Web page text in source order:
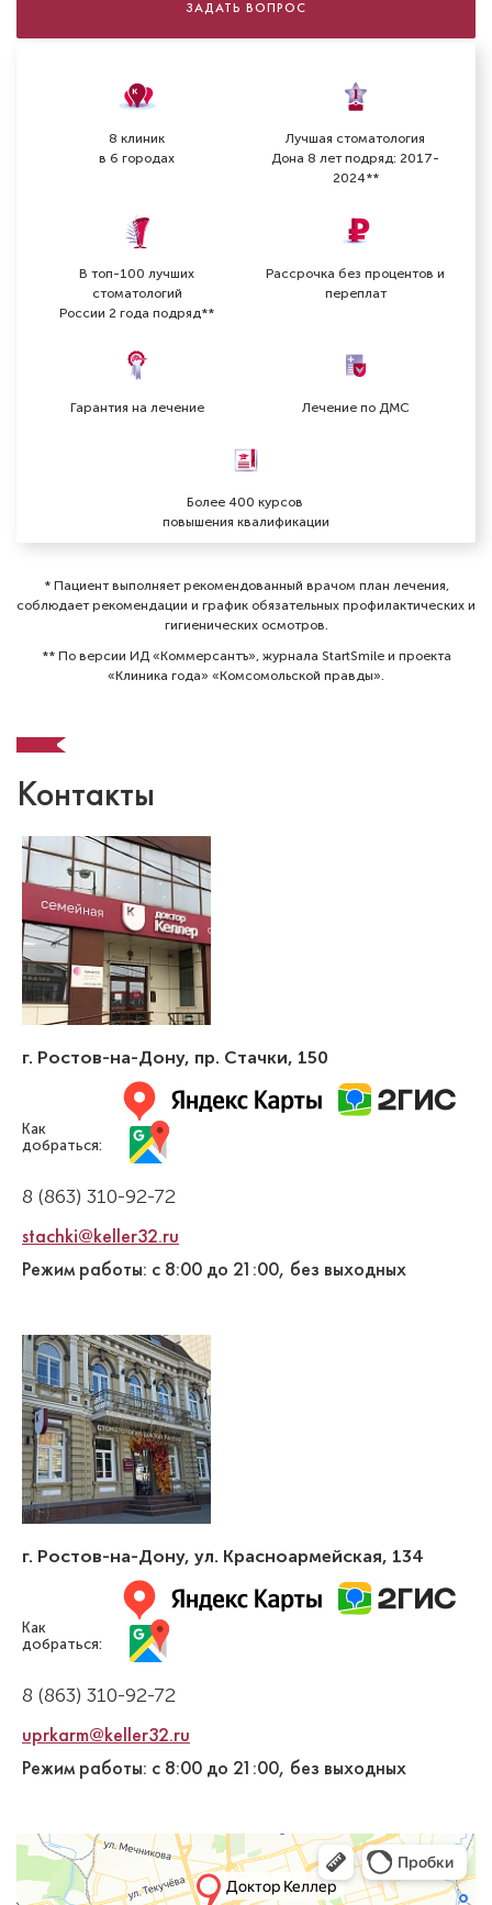
Стоматолог-детский
детская стоматология, лечение под закисью
Стаж работы: 9 лет
Ким Александр Вячеславович
Специальность: детская стоматология,
лечение под закисью
Дружинина Татьяна Владимировна
Стоматолог-терапевт
Первая категория
Специальность: детская стоматология
Стаж работы: 14 лет
Пирогова Маргарита
Владимировна
Стоматолог-терапевт
Специальность: детская стоматология,
терапия
Стаж работы: 7 лет
Стоматолог-детский
Специальность: детская стоматология
Стаж работы: 1 год
ЗАДАТЬ ВОПРОС
8 клиник
в 6 городах
Лучшая стоматология
Дона 8 лет подряд: 2017-
2024**
В топ-100 лучших
стоматологий
России 2 года подряд**
Рассрочка без процентов и
переплат
Гарантия на лечение Лечение по ДМС
Более 400 курсов
повышения квалификации
* Пациент выполняет рекомендованный врачом план лечения,
соблюдает рекомендации и график обязательных профилактических и
гигиенических осмотров⁠.
** По версии ИД «Коммерсантъ», журнала StartSmile и проекта
«Клиника года» «Комсомольской правды».
Контакты
г. Ростов-на-Дону, пр. Стачки, 150
Как
добраться:
8 (863) 310-92-72
stachki@keller32.ru
Режим работы: с 8:00 до 21:00, без выходных
г. Ростов-на-Дону, ул. Красноармейская, 134
Как
добраться:
8 (863) 310-92-72
uprkarm@keller32.ru
Режим работы: с 8:00 до 21:00, без выходных